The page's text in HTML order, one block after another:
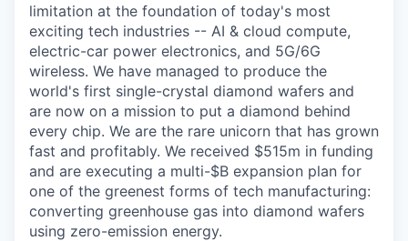
limitation at the foundation of today's most
exciting tech industries -- AI & cloud compute,
electric-car power electronics, and 5G/6G
wireless. We have managed to produce the
world's first single-crystal diamond wafers and
are now on a mission to put a diamond behind
every chip. We are the rare unicorn that has grown
fast and profitably. We received $515m in funding
and are executing a multi-$B expansion plan for
one of the greenest forms of tech manufacturing:
converting greenhouse gas into diamond wafers
using zero-emission energy.